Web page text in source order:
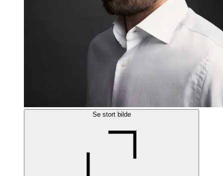
Se stort bilde